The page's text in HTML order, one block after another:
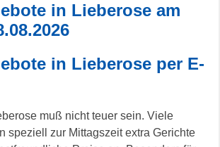
in Lieberose am
in Lieberose per E-
muß nicht teuer sein. Viele
speziell zur Mittagszeit extra Gerichte